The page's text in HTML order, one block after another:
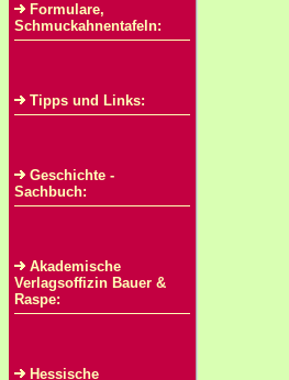
Formulare,
Schmuckahnentafeln:
Tipps und Links:
Geschichte -
Sachbuch:
Akademische
Verlagsoffizin Bauer &
Raspe:
Hessische